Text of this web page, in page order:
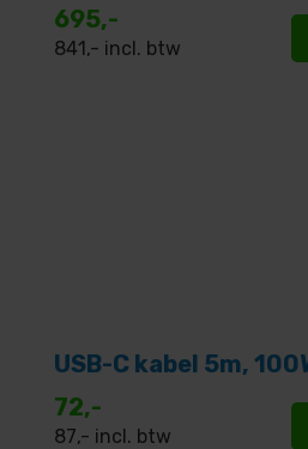
695,-
841,- incl. btw
USB-C kabel 5m,
72,-
87,- incl. btw